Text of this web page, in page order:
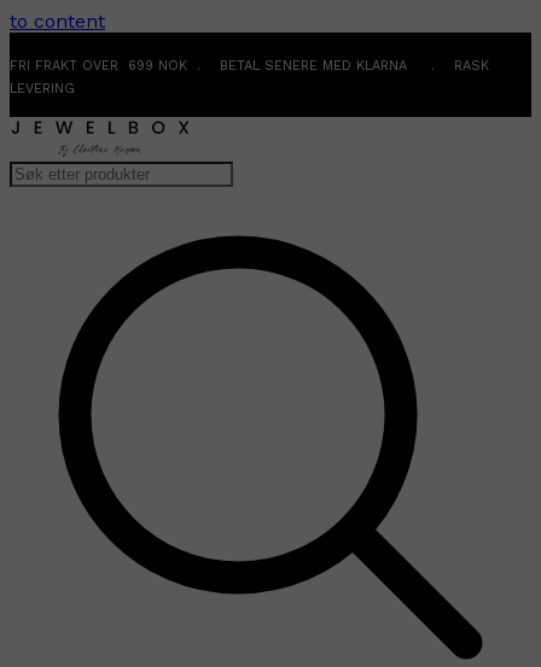
to content
FRI FRAKT OVER 699 NOK . BETAL SENERE MED KLARNA . RASK
LEVERING